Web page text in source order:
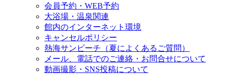
会員予約・WEB予約
大浴場・温泉関連
館内のインターネット環境
キャンセルポリシー
熱海サンビーチ（夏によくあるご質問）
メール、電話でのご連絡・お問合せについて
動画撮影・SNS投稿について